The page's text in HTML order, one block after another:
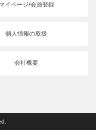
イページ/会員登録
個人情報の取扱
会社概要